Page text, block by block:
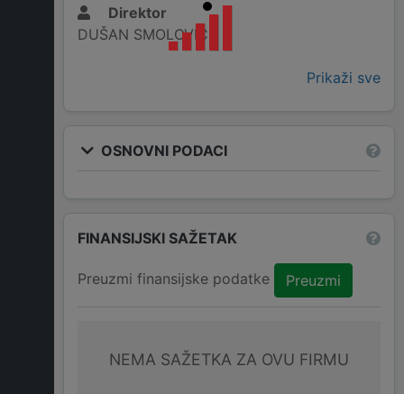
Direktor
DUŠAN SMOLOVIĆ
Prikaži sve
OSNOVNI PODACI
FINANSIJSKI SAŽETAK
Preuzmi finansijske podatke Preuzmi
NEMA SAŽETKA ZA OVU FIRMU